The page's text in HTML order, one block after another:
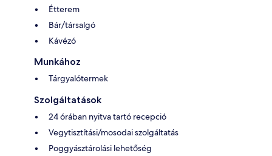
Étterem
Bár/társalgó
Kávézó
Munkához
Tárgyalótermek
Szolgáltatások
24 órában nyitva tartó recepció
Vegytisztítási/mosodai szolgáltatás
Poggyásztárolási lehetőség